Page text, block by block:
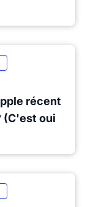
récent
(C'est oui